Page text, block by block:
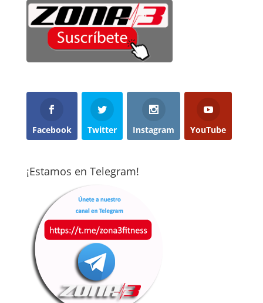
Facebook Twitter Instagram YouTube
¡Estamos en Telegram!